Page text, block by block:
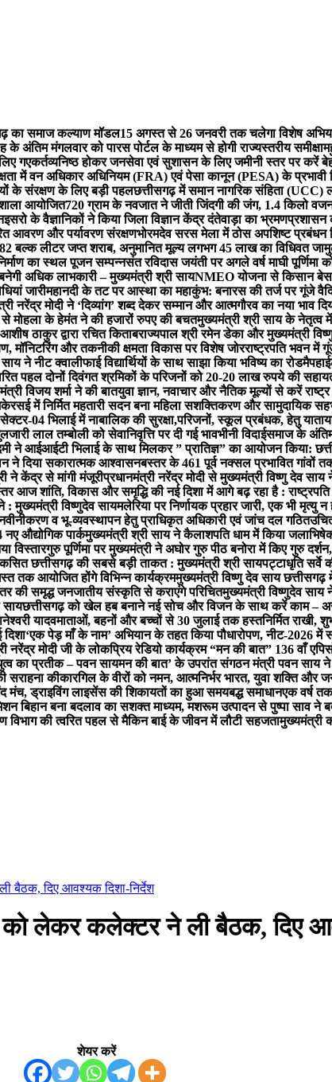
का समाज कल्याण मॉडल15 अगस्त से 26 जनवरी तक चलेगा विशेष
के अंतिम मंगलवार को पारस पोर्टल के माध्यम से होगी राज्यस्तरीय समीक्षा
गएकर्तव्यनिष्ठ होकर जनसेवा एवं सुशासन के लिए जमीनी स्तर पर करें
में वन अधिकार अधिनियम (FRA) एवं पेसा कानून (PESA) के
के संरक्षण के लिए बड़ी पहलछत्तीसगढ़ में समान नागरिक संहिता
आयोजित720 ग्राम के नवजात ने जीती जिंदगी की जंग, 1.4 किलो
इसरो के वैज्ञानिकों ने किया जिला विज्ञान केंद्र दंतेवाड़ा का भ्रमणप्रशासन
आवरण और पर्यावरण संरक्षणभोरमदेव सरस मेला में ठोस अपशिष्ट प्रबंधन
बल्क लीटर जप्त शराब, अनुमानित मूल्य लगभग 45 लाख का विधिवत
का स्थल पूजन सम्पन्नसंत रविदास जयंती पर अगले वर्ष माघी पूर्णिमा
अधिक लाभकारी – मुख्यमंत्री श्री सायNMEO योजना से किसान
जारीमहानदी के तट पर आस्था का महाकुंभ: बनारस की तर्ज पर गूंजे
नरेंद्र मोदी ने ‘दिव्यांग’ शब्द देकर सम्मान और आत्मगौरव का नया भाव
से मोहला के हेमंत ने की हजारों रुपए की बचतमुख्यमंत्री श्री साय के नेतृत्व में
ठाकुर द्वारा रचित किताबराज्यपाल श्री रमेन डेका और मुख्यमंत्री
मॉनिटरिंग और तकनीकी क्षमता विकास पर विशेष जोरराष्ट्रपति भवन में
ने नीट क्वालीफाई विद्यार्थियों के साथ साझा किया भविष्य का रोडमैप
पहल दोनों दिवंगत श्रमिकों के परिजनों को 20-20 लाख रुपये की
विजय शर्मा ने की बातयुवा ज्ञान, नवाचार और नैतिक मूल्यों से करें राष्ट्र
केरसई में निर्मित महतारी सदन बना महिला सशक्तिकरण और सामुदायिक
04 भिलाई में नाबालिक की सुरक्षा,परिजनों, स्कूल प्रबंधक, हेतु
लाल तम्बोली को सेवानिवृत्ति पर दी गई भावभीनी विदाईसमाज के
ने आईआईटी भिलाई के साथ मिलकर ” प्रातिज्ञ” का आयोजन किया:
ने दिया सकारात्मक आश्वासनबस्तर के 461 पूर्व नक्सल प्रभावित गांवों
ने केंद्र से मांगी मंजूरीप्रधानमंत्री नरेंद्र मोदी से मुख्यमंत्री विष्णु देव
आज शांति, विकास और समृद्धि की नई दिशा में आगे बढ़ रहा है : राष्ट्रपति
: मुख्यमंत्री विष्णुदेव सायमलेरिया पर निर्णायक प्रहार जारी, एक भी मृत्यु न
व भू-व्यवस्थापन हेतु प्राधिकृत अधिकारी एवं जांच दल गठित
औद्योगिक पार्कमुख्यमंत्री श्री साय ने कैलाशपति धाम में किया
विस्तारगुरु पूर्णिमा पर मुख्यमंत्री ने अघोर गुरु पीठ बनोरा में किए गुरु दर्शन,
छत्तीसगढ़ की सबसे बड़ी ताकत : मुख्यमंत्री श्री सायपट्टाधृति सर्वे
तक आयोजित होंगे विभिन्न कार्यक्रममुख्यमंत्री विष्णु देव साय छत्तीसगढ़
की समृद्ध जनजातीय संस्कृति से कराएंगे परिचितमुख्यमंत्री विष्णुदेव साय
सायछत्तीसगढ़ को खेल हब बनाने नई सोच और विजन के साथ करें काम –
यादवमाताओं, बहनों और बच्चों से 30 जुलाई तक हस्तनिर्मित
दिशा‘एक पेड़ माँ के नाम’ अभियान के तहत किया पौधारोपण, नीट-2026 में
नरेंद्र मोदी जी के लोकप्रिय रेडियो कार्यक्रम “मन की बात” 136 वाँ
का प्रतीक – पवन सायमन की बात’ के उपरांत संगठन मंत्री पवन साय
सराहना कीकारगिल के वीरों को नमन, आत्मनिर्भर भारत, युवा शक्ति और
मंच, ड्राइविंग लाइसेंस की शिकायतों का हुआ समयबद्ध समाधानएक वर्ष
बिहान बना बदलाव का सशक्त माध्यम, मशरूम उत्पादन से पुष्पा साव ने
की त्वरित पहल से मैकिन बाई के जीवन में लौटी सहजतामुख्यमंत्री
बैठक, दिए आवश्यक दिशा-निर्देश
को लेकर कलेक्टर ने ली बैठक, दिए
शेयर करें